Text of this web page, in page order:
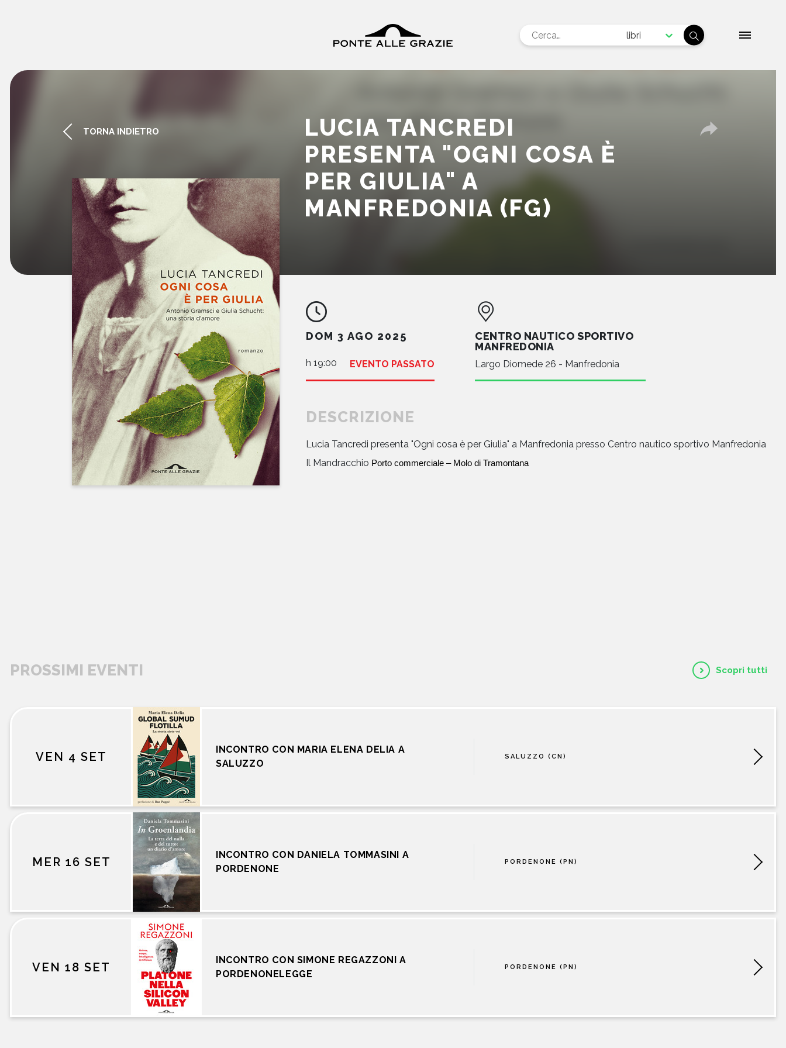
libri
TORNA INDIETRO
LUCIA TANCREDI
PRESENTA "OGNI COSA È
PER GIULIA" A
MANFREDONIA (FG)
DOM 3 AGO 2025
h 19:00 EVENTO PASSATO
CENTRO NAUTICO SPORTIVO
MANFREDONIA
Largo Diomede 26 - Manfredonia
DESCRIZIONE
Lucia Tancredi presenta "Ogni cosa è per Giulia" a Manfredonia presso Centro nautico sportivo Manfredonia
Il Mandracchio Porto commerciale – Molo di Tramontana
PROSSIMI EVENTI Scopri tutti
VEN 4 SET SALUZZO (CN)
INCONTRO CON MARIA ELENA DELIA A
SALUZZO
MER 16 SET PORDENONE (PN)
INCONTRO CON DANIELA TOMMASINI A
PORDENONE
VEN 18 SET PORDENONE (PN)
INCONTRO CON SIMONE REGAZZONI A
PORDENONELEGGE